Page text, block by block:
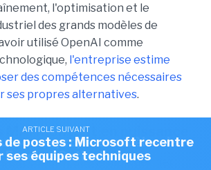
ARTICLE SUIVANT
le Patch Tuesday de juillet
ARTICLE SUIVANT
ses propres modèles dans
Excel et Outlook
l'optimisation et le
des grands modèles de
utilisé OpenAI comme
l'entreprise estime
des compétences nécessaires
ses propres alternatives.
MAI montent en puissance
s'est concrétiséele mois dernier
ARTICLE SUIVANT
de postes : Microsoft recentre
ses équipes techniques